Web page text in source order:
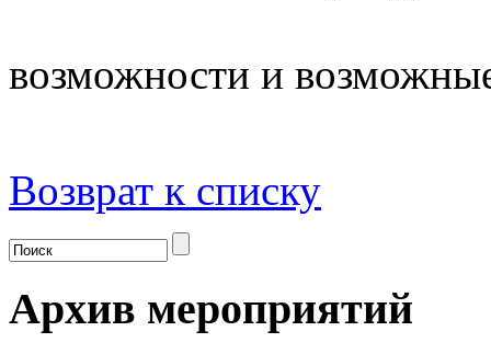
возможности и
Возврат к списку
Архив мероприятий